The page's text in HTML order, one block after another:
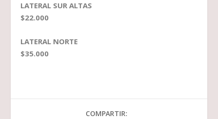
LATERAL SUR ALTAS
$22.000
LATERAL NORTE
$35.000
COMPARTIR: